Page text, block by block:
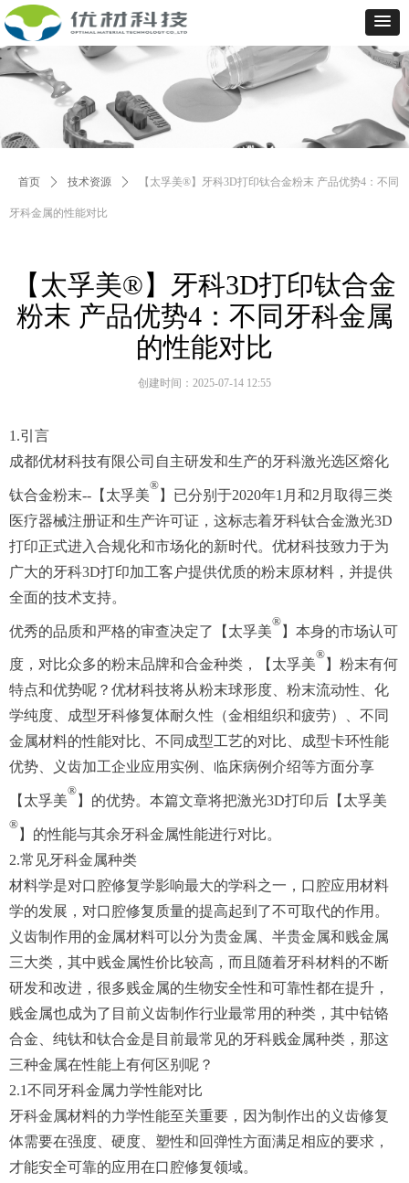
【太孚美®】牙科3D打印钛合金
粉末 产品优势4：不同牙科金属
的性能对比
1.引言
成都优材科技有限公司自主研发和生产的牙科激光选区熔化
钛合金粉末--【太孚美
®
】已分别于2020年1月和2月取得三类
医疗器械注册证和生产许可证，这标志着牙科钛合金激光3D
打印正式进入合规化和市场化的新时代。优材科技致力于为
广大的牙科3D打印加工客户提供优质的粉末原材料，并提供
全面的技术支持。
优秀的品质和严格的审查决定了【太孚美
®
】本身的市场认可
度，对比众多的粉末品牌和合金种类，【太孚美
®
】粉末有何
特点和优势呢？优材科技将从粉末球形度、粉末流动性、化
学纯度、成型牙科修复体耐久性（金相组织和疲劳）、不同
金属材料的性能对比、不同成型工艺的对比、成型卡环性能
优势、义齿加工企业应用实例、临床病例介绍等方面分享
【太孚美
®
】的优势。本篇文章将把激光3D打印后【太孚美
®
】的性能与其余牙科金属性能进行对比。
2.常见牙科金属种类
材料学是对口腔修复学影响最大的学科之一，口腔应用材料
学的发展，对口腔修复质量的提高起到了不可取代的作用。
义齿制作用的金属材料可以分为贵金属、半贵金属和贱金属
三大类，其中贱金属性价比较高，而且随着牙科材料的不断
研发和改进，很多贱金属的生物安全性和可靠性都在提升，
贱金属也成为了目前义齿制作行业最常用的种类，其中钴铬
合金、纯钛和钛合金是目前最常见的牙科贱金属种类，那这
三种金属在性能上有何区别呢？
2.1不同牙科金属力学性能对比
牙科金属材料的力学性能至关重要，因为制作出的义齿修复
体需要在强度、硬度、塑性和回弹性方面满足相应的要求，
才能安全可靠的应用在口腔修复领域。
创建时间： 2025-07-14 12:55
首页 ꄲ 技术资源 ꄲ 【太孚美®】牙科3D打印钛合金粉末 产品优势4：不同
牙科金属的性能对比